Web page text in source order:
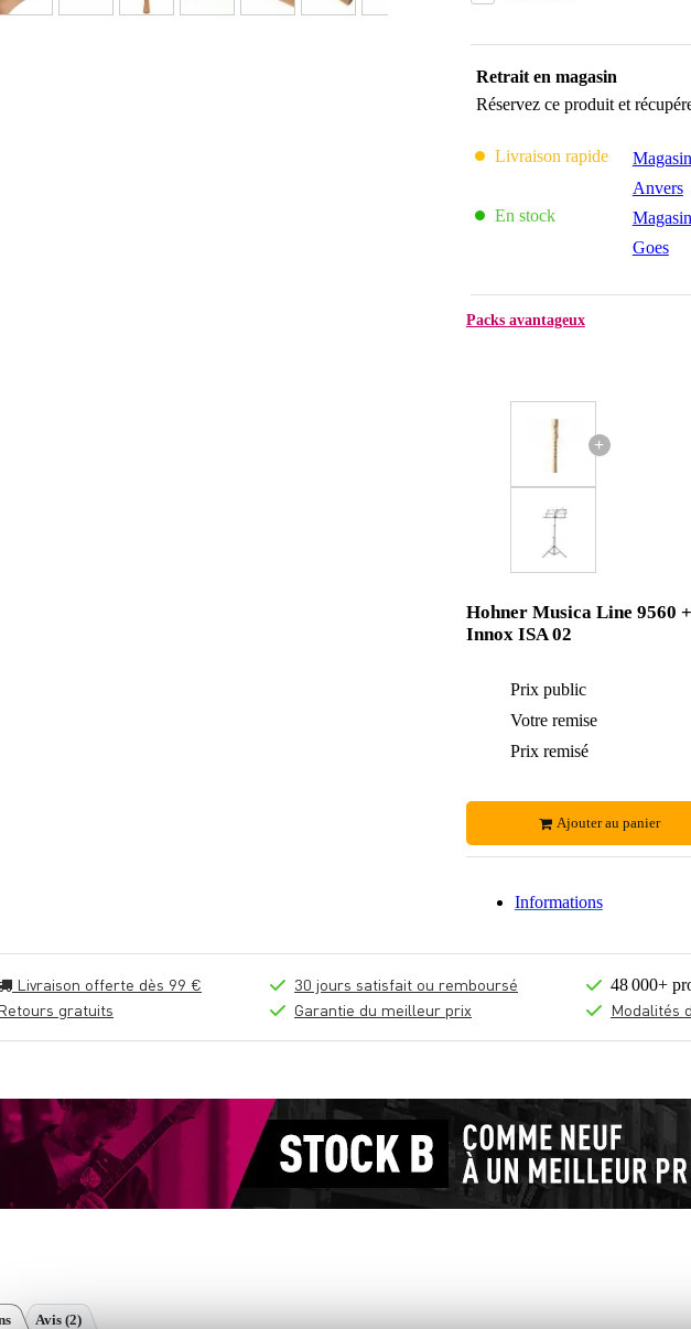
Retrait en magasin
Réservez ce produit et
Livraison rapide
Anvers
En stock
Goes
Packs avantageux
+
Hohner Musica Line 9560 +
Innox ISA 02
Prix public
Votre remise
Prix remisé
Ajouter au panier
Informations
Livraison offerte dès 99 €
Retours gratuits
30 jours satisfait ou remboursé
Garantie du meilleur prix
48 000+
Modalités
Avis (2)